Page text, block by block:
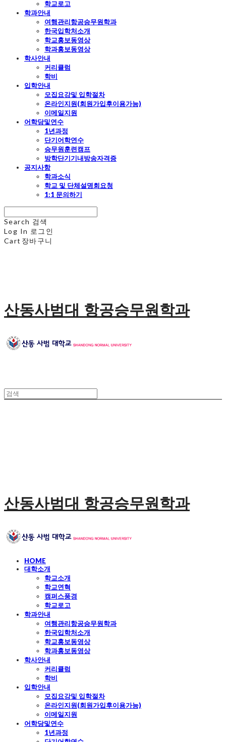
학교로고
학과안내
여행관리항공승무원학과
한국입학처소개
학교홍보동영상
학과홍보동영상
학사안내
커리큘럼
학비
입학안내
모집요강및 입학절차
온라인지원(회원가입후이용가능)
이메일지원
어학당및연수
1년과정
단기어학연수
승무원훈련캠프
방학단기기내방송자격증
공지사항
학과소식
학교 및 단체설명회요청
1:1 문의하기
Search 검색
Log In 로그인
Cart 장바구니
산동사범대 항공승무원학과
산동사범대 항공승무원학과
HOME
대학소개
학교소개
학교연혁
캠퍼스풍경
학교로고
학과안내
여행관리항공승무원학과
한국입학처소개
학교홍보동영상
학과홍보동영상
학사안내
커리큘럼
학비
입학안내
모집요강및 입학절차
온라인지원(회원가입후이용가능)
이메일지원
어학당및연수
1년과정